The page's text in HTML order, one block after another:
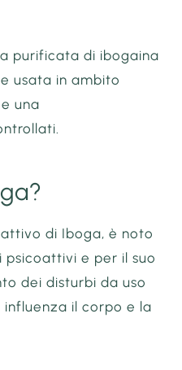
purificata di ibogaina
usata in ambito
una
di Iboga, è noto
e per il suo
dei disturbi da uso
influenza il corpo e la